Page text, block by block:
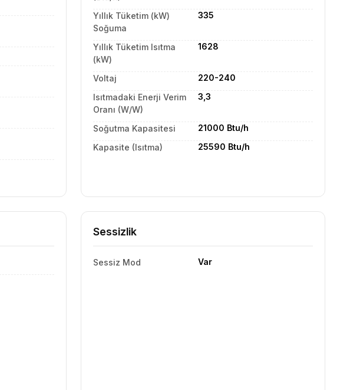
Yıllık Tüketim (kW)
Soğuma
335
Yıllık Tüketim Isıtma
(kW)
1628
Voltaj
220-240
Isıtmadaki Enerji Verim
Oranı (W/W)
3,3
Soğutma Kapasitesi
21000 Btu/h
Kapasite (Isıtma)
25590 Btu/h
Sessizlik
Sessiz Mod Var